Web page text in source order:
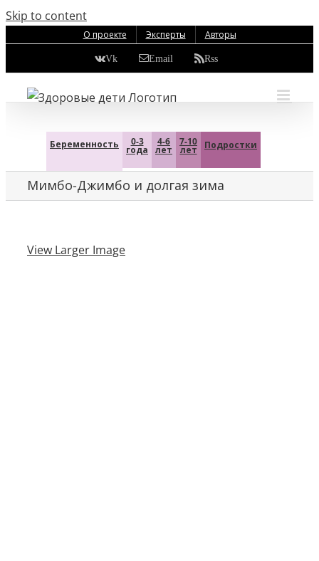
Skip to content
О проекте Эксперты Авторы
Vk Email Rss
Беременность 0-3
года
4-6
лет
7-10
лет Подростки
Мимбо-Джимбо и долгая зима
View Larger Image